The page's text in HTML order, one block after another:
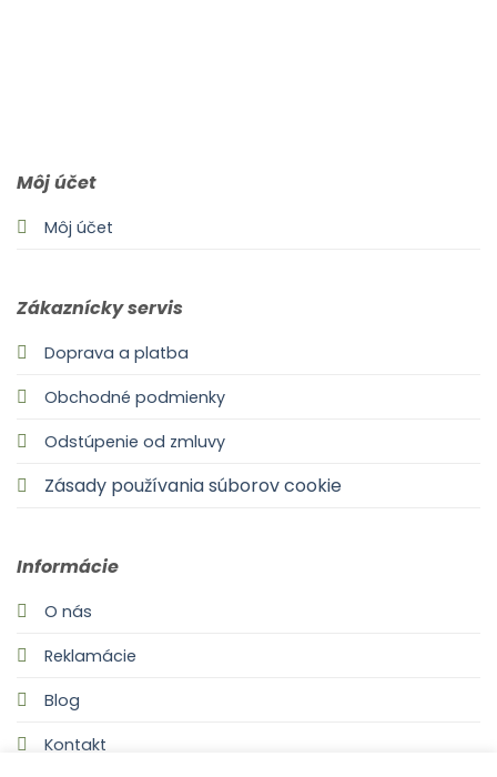
Môj účet
Môj účet
Zákaznícky servis
Doprava a platba
Obchodné podmienky
Odstúpenie od zmluvy
Zásady používania súborov cookie
Informácie
O nás
Reklamácie
Blog
Kontakt